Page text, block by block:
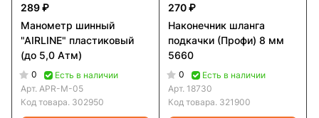
289 ₽
Манометр шинный
"AIRLINE" пластиковый
(до 5,0 Атм)
0
Есть в наличии
Арт. APR-M-05
Код товара. 302950
270 ₽
Наконечник шланга
подкачки (Профи) 8 мм
5660
0
Есть в наличии
Арт. 18730
Код товара. 321900